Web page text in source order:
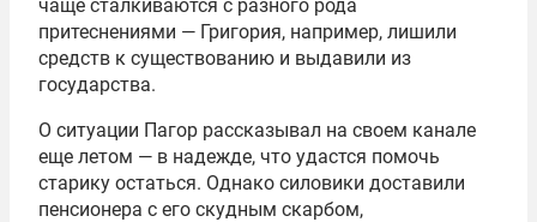
чаще сталкиваются с разного рода
притеснениями — Григория, например, лишили
средств к существованию и выдавили из
государства.
О ситуации Пагор рассказывал на своем канале
еще летом — в надежде, что удастся помочь
старику остаться. Однако силовики доставили
пенсионера с его скудным скарбом,